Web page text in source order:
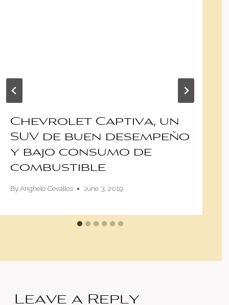
Chevrolet Captiva, un
SUV de buen desempeño
y bajo consumo de
combustible
ByAnghelo Cevallos June 3, 2019
Leave a Reply